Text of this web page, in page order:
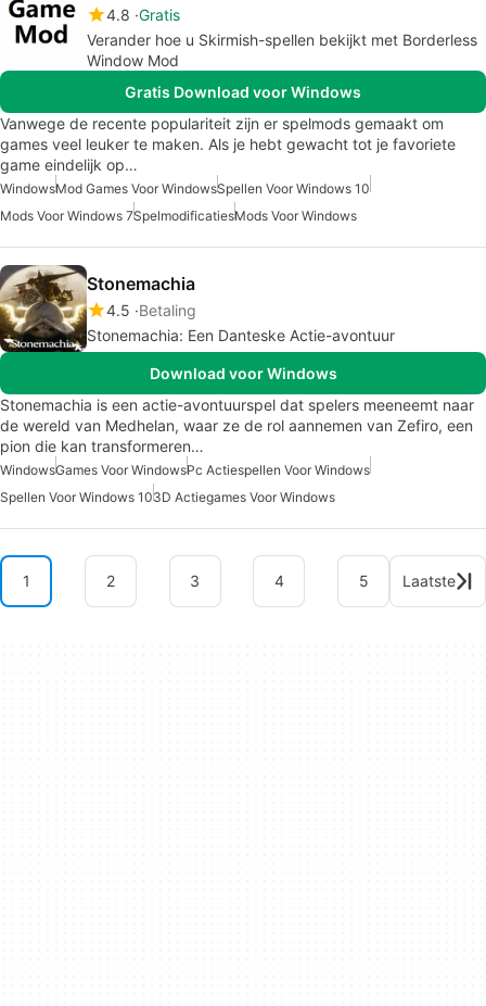
4.8 Gratis
Verander hoe u Skirmish-spellen bekijkt met Borderless
Window Mod
Gratis Download voor Windows
Vanwege de recente populariteit zijn er spelmods gemaakt om
games veel leuker te maken. Als je hebt gewacht tot je favoriete
game eindelijk op…
WindowsMod Games Voor WindowsSpellen Voor Windows 10
Mods Voor Windows 7SpelmodificatiesMods Voor Windows
Stonemachia
4.5 Betaling
Stonemachia: Een Danteske Actie-avontuur
Download voor Windows
Stonemachia is een actie-avontuurspel dat spelers meeneemt naar
de wereld van Medhelan, waar ze de rol aannemen van Zefiro, een
pion die kan transformeren…
WindowsGames Voor WindowsPc Actiespellen Voor Windows
Spellen Voor Windows 103D Actiegames Voor Windows
1 2 3 4 5 Laatste